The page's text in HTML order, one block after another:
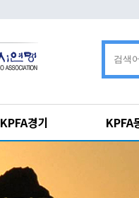
KPFA경기 KPFA